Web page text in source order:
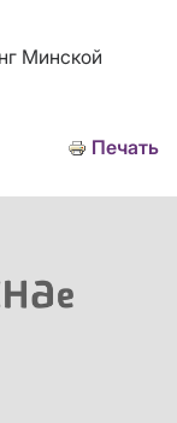
Минской
Печать